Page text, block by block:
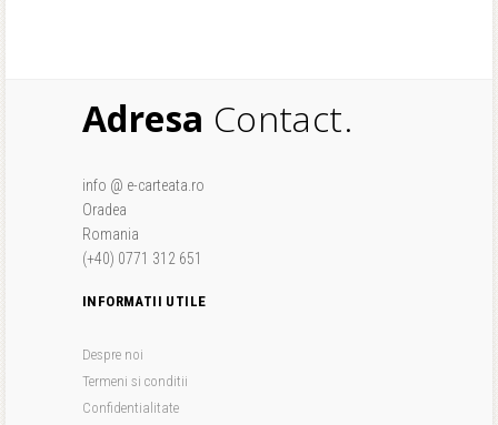
Adresa Contact.
info @ e-carteata.ro
Oradea
Romania
(+40) 0771 312 651
INFORMATII UTILE
Despre noi
Termeni si conditii
Confidentialitate